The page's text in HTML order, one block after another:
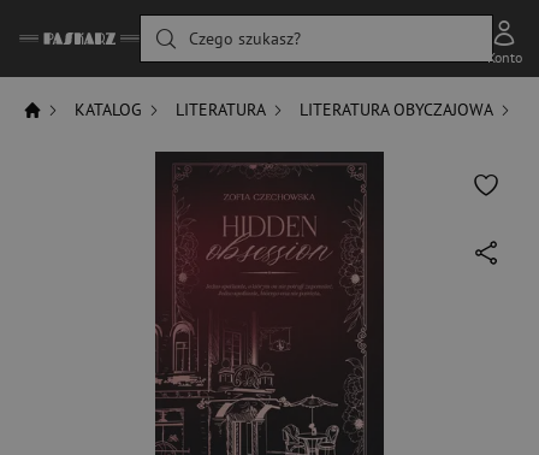
Czego szukasz?
Konto
KATALOG LITERATURA LITERATURA OBYCZAJOWA